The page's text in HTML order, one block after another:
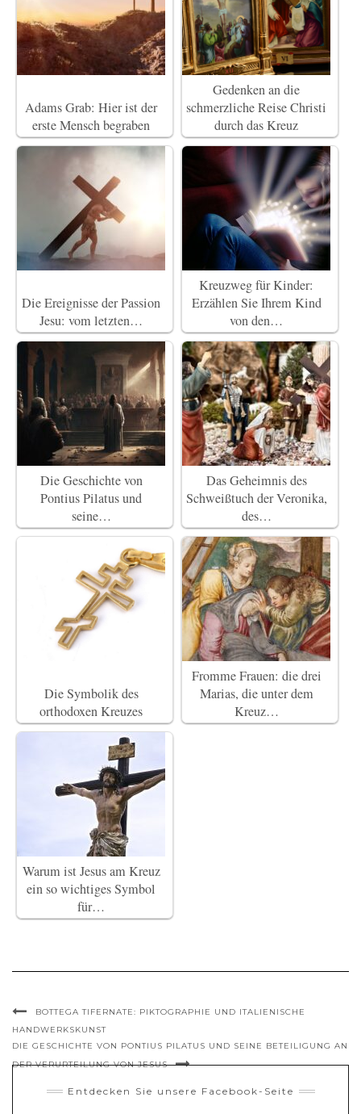
Adams Grab: Hier ist der
erste Mensch begraben
Gedenken an die
schmerzliche Reise Christi
durch das Kreuz
Die Ereignisse der Passion
Jesu: vom letzten…
Kreuzweg für Kinder:
Erzählen Sie Ihrem Kind
von den…
Die Geschichte von
Pontius Pilatus und
seine…
Das Geheimnis des
Schweißtuch der Veronika,
des…
Die Symbolik des
orthodoxen Kreuzes
Fromme Frauen: die drei
Marias, die unter dem
Kreuz…
Warum ist Jesus am Kreuz
ein so wichtiges Symbol
für…
BOTTEGA TIFERNATE: PIKTOGRAPHIE UND ITALIENISCHE
HANDWERKSKUNST
DIE GESCHICHTE VON PONTIUS PILATUS UND SEINE BETEILIGUNG AN
DER VERURTEILUNG VON JESUS
Entdecken Sie unsere Facebook-Seite